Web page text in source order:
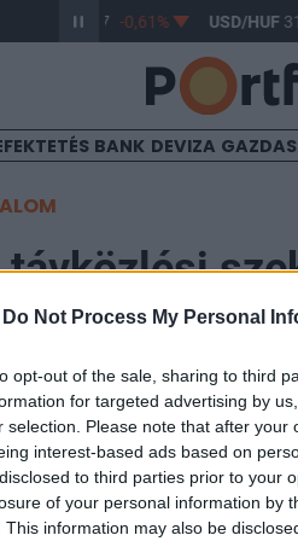
Do Not Process My Personal
opt-out of the sale, sharing to third
for targeted advertising by
selection. Please note that after
interest-based ads based on
to third parties prior to your
of your personal information by
This information may also be
363,17 -0,61% USD/HUF
BANK DEVIZA
távközlési
nyújtottak a fontosabb
a Nasdaq 0.8, az
elsősorban a távközlési